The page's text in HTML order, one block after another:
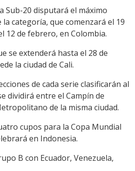
Link
Sub-20 disputará el máximo
categoría, que comenzará el 19
12 de febrero, en Colombia.
se extenderá hasta el 28 de
la ciudad de Cali.
de cada serie clasificarán al
dividirá entre el Campín de
de la misma ciudad.
cupos para la Copa Mundial
en Indonesia.
B con Ecuador, Venezuela,